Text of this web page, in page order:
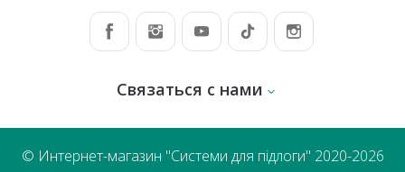
Связаться с нами
© Интернет-магазин "Системи для підлоги" 2020-2026